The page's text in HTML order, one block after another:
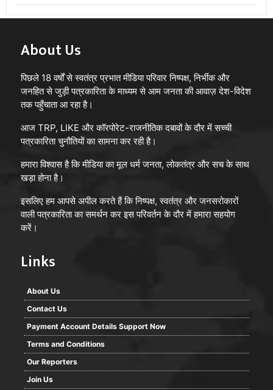
ईरान की मिसाइल क्षमता का बरकरार रहना यह भी दर्शाता है कि
श्रेष्ठता के बावजूद जमीनी तैयारी, नेटवर्क आधारित रक्षा और
कि सीमित संसाधनों के बावजूद यदि कोई देश लंबे समय तक
योजनाबद्ध तरीके से अपनी रक्षा नीति तैयार करे तो वह महाशक्तियों
के सामने भी टिक सकता है।
आज की स्थिति में अमेरिका सैन्य दबाव के जरिए ईरान को झुकाने
की कोशिश कर रहा है, जबकि ईरान अपने अस्तित्व और संप्रभुता की
लड़ाई के रूप में इसे प्रस्तुत कर रहा है। यही कारण है कि अमेरिकी
हमलों के बावजूद ईरान के भीतर भय या आत्मसमर्पण का माहौल
नहीं दिखाई देता। बल्कि उसकी प्रतिक्रिया यह संकेत देती है कि वह
लंबे संघर्ष के लिए तैयार है।
पश्चिम एशिया में शांति फिलहाल दूर नजर आती है। यदि बातचीत का
रूप ले सकता है। लेकिन फिलहाल इतना स्पष्ट है कि अमेरिका के
लगातार हमलों और धमकियों के बावजूद ईरान की सैन्य और
राजनीतिक इच्छाशक्ति पूरी तरह टूटी नहीं है। उसकी मिसाइल क्षमता
का बड़ा हिस्सा सुरक्षित रहना इस बात का प्रमाण है कि यह संघर्ष
केवल ताकत का नहीं, बल्कि रणनीति, धैर्य और राजनीतिक संकल्प
का भी है।
About Us
पिछले 18 वर्षों से स्वतंत्र प्रभात मीडिया परिवार निष्पक्ष, निर्भीक और
जनहित से जुड़ी पत्रकारिता के माध्यम से आम जनता की आवाज़ देश-विदेश
तक पहुँचाता आ रहा है।
आज TRP, LIKE और कॉरपोरेट-राजनीतिक दबावों के दौर में सच्ची
पत्रकारिता चुनौतियों का सामना कर रही है।
हमारा विश्वास है कि मीडिया का मूल धर्म जनता, लोकतंत्र और सच के साथ
खड़ा होना है।
इसलिए हम आपसे अपील करते हैं कि निष्पक्ष, स्वतंत्र और जनसरोकारों
वाली पत्रकारिता का समर्थन कर इस परिवर्तन के दौर में हमारा सहयोग
करें।
Links
About Us
Contact Us
Payment Account Details Support Now
Terms and Conditions
Our Reporters
Join Us